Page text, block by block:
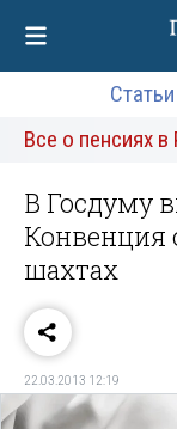
Статьи
Все о пенсиях в
В Госдуму
Конвенция
шахтах
22.03.2013 12:19